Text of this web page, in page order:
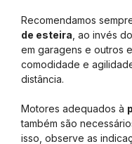
Recomendamos
de esteira , ao invés
em garagens e outros
comodidade e
distância.
Motores adequados à
também são
isso, observe as